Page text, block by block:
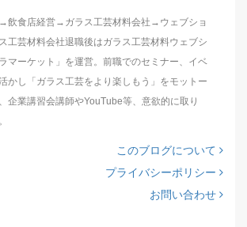
飲食店経営→ガラス工芸材料会社→ウェブショ
工芸材料会社退職後はガラス工芸材料ウェブシ
マーケット」を運営。前職でのセミナー、イベ
かし「ガラス工芸をより楽しもう」をモットー
企業講習会講師やYouTube等、意欲的に取り
このブログについて
プライバシーポリシー
お問い合わせ